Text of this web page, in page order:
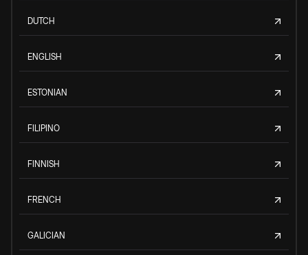
DUTCH
ENGLISH
ESTONIAN
FILIPINO
FINNISH
FRENCH
GALICIAN